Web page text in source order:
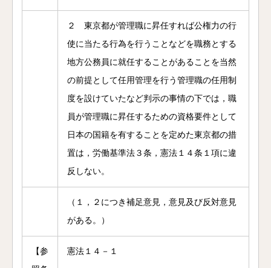
２ 東京都が管理職に昇任すれば公権力の行
使に当たる行為を行うことなどを職務とする
地方公務員に就任することがあることを当然
の前提として任用管理を行う管理職の任用制
度を設けていたなど判示の事情の下では，職
員が管理職に昇任するための資格要件として
日本の国籍を有することを定めた東京都の措
置は，労働基準法３条，憲法１４条１項に違
反しない。
（１，２につき補足意見，意見及び反対意見
がある。）
【参
憲法１４－１